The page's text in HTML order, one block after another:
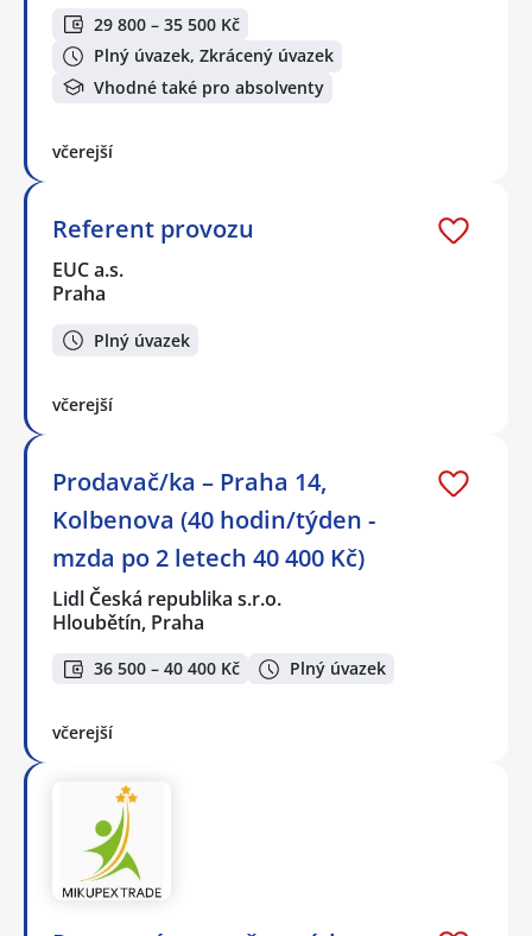
29 800 – 35 500 Kč
Plný úvazek, Zkrácený úvazek
Vhodné také pro absolventy
včerejší
Referent provozu
EUC a.s.
Praha
Plný úvazek
včerejší
Prodavač/ka – Praha 14,
Kolbenova (40 hodin/týden -
mzda po 2 letech 40 400 Kč)
Lidl Česká republika s.r.o.
Hloubětín, Praha
36 500 – 40 400 Kč Plný úvazek
včerejší